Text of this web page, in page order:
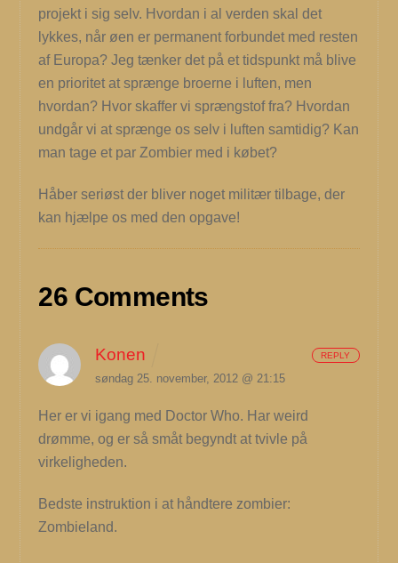
projekt i sig selv. Hvordan i al verden skal det
lykkes, når øen er permanent forbundet med resten
af Europa? Jeg tænker det på et tidspunkt må blive
en prioritet at sprænge broerne i luften, men
hvordan? Hvor skaffer vi sprængstof fra? Hvordan
undgår vi at sprænge os selv i luften samtidig? Kan
man tage et par Zombier med i købet?
Håber seriøst der bliver noget militær tilbage, der
kan hjælpe os med den opgave!
26 Comments
Konen
søndag 25. november, 2012 @ 21:15
Her er vi igang med Doctor Who. Har weird
drømme, og er så småt begyndt at tvivle på
virkeligheden.
Bedste instruktion i at håndtere zombier:
Zombieland.
REPLY